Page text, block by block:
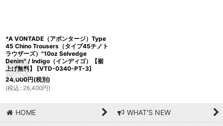
*A VONTADE（アボンタージ）Type
45 Chino Trousers（タイプ45チノト
ラウザーズ）"10oz Selvedge
Denim" / Indigo（インディゴ）【裾
上げ無料】
[VTD-0340-PT-3]
24,000円(税別)
(税込 : 26,400円)
HOME WHAT'S NEW